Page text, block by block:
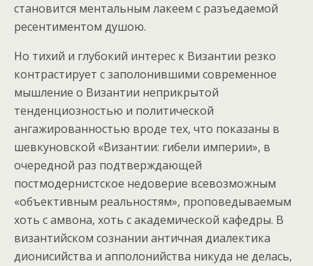
становится ментальным лакеем с разъедаемой
ресентиментом душою.
Но тихий и глубокий интерес к Византии резко
контрастирует с заполонившими современное
мышление о Византии неприкрытой
тенденциозностью и политической
ангажированностью вроде тех, что показаны в
шевкуновской «Византии: гибели империи», в
очередной раз подтверждающей
постмодернистское недоверие всевозможным
«объективным реальностям», проповедываемым
хоть с амвона, хоть с академической кафедры. В
византийском сознании античная диалектика
дионисийства и апполонийства никуда не делась,